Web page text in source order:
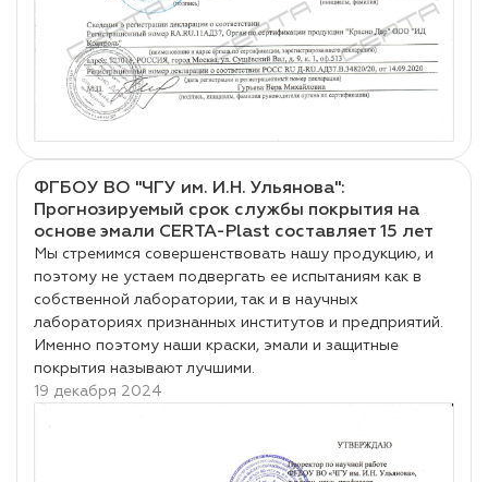
ФГБОУ ВО "ЧГУ им. И.Н. Ульянова":
Прогнозируемый срок службы покрытия на
основе эмали CERTA-Plast составляет 15 лет
Мы стремимся совершенствовать нашу продукцию, и
поэтому не устаем подвергать ее испытаниям как в
собственной лаборатории, так и в научных
лабораториях признанных институтов и предприятий.
Именно поэтому наши краски, эмали и защитные
покрытия называют лучшими.
19 декабря 2024